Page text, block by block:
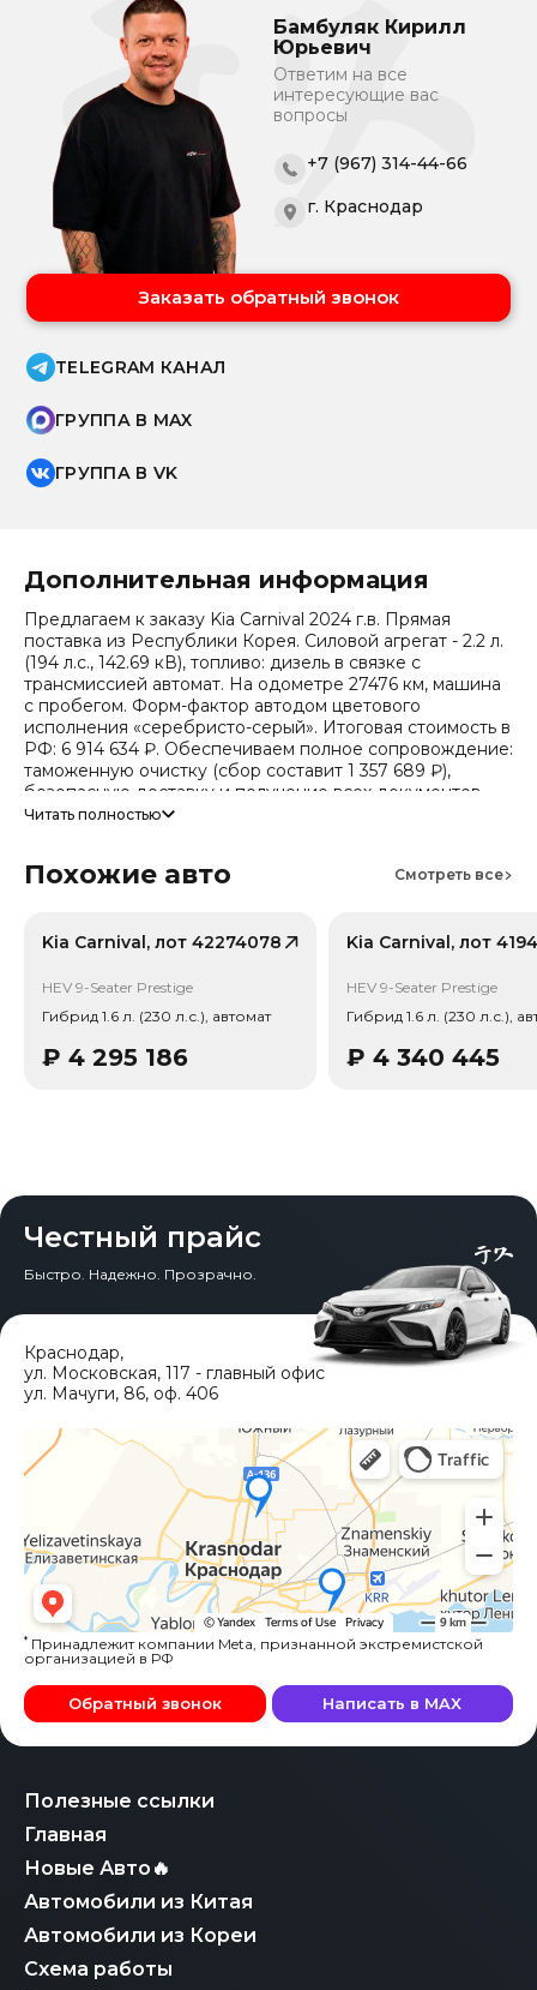
Бамбуляк Кирилл
Юрьевич
Ответим на все
интересующие вас
вопросы
+7 (967) 314-44-66
г. Краснодар
Заказать обратный звонок
TELEGRAM КАНАЛ
ГРУППА В MAX
ГРУППА В VK
Дополнительная информация
Предлагаем к заказу Kia Carnival 2024 г.в. Прямая
поставка из Республики Корея. Силовой агрегат - 2.2 л.
(194 л.с., 142.69 кВ), топливо: дизель в связке с
трансмиссией автомат. На одометре 27476 км, машина
с пробегом. Форм-фактор автодом цветового
исполнения «серебристо-серый». Итоговая стоимость в
РФ: 6 914 634 ₽. Обеспечиваем полное сопровождение:
таможенную очистку (сбор составит 1 357 689 ₽),
безопасную доставку и получение всех документов.
дефектовку и точные сроки логистики. Работаем и
Число собственников по истории обращений - 1,
Случаев угона не зафиксировано.
Читать полностью
Похожие авто Смотреть все
Kia Carnival, лот 42274078
HEV 9-Seater Prestige
Гибрид 1.6 л. (230 л.с.), автомат
₽ 4 295 186
Kia Carnival, лот
HEV 9-Seater Prestige
Гибрид 1.6 л. (230 л.с.),
₽ 4 340 445
Честный прайс
Быстро. Надежно. Прозрачно.
Полезные ссылки
Главная
Новые Авто🔥
Автомобили из Китая
Автомобили из Кореи
Схема работы
Краснодар,
ул. Московская, 117 - главный офис
ул. Мачуги, 86, оф. 406
* Принадлежит компании Meta, признанной экстремистской
организацией в РФ
Обратный звонок Написать в MAX